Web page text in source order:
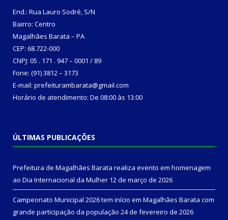
End.: Rua Lauro Sodré, S/N
Bairro: Centro
Magalhães Barata – PA
CEP: 68.722-000
CNPJ: 05 . 171 . 947 – 0001 / 89
Fone: (91) 3812 – 3173
E-mail: prefeiturambarata@gmail.com
Horário de atendimento: De 08:00 às 13:00
ÚLTIMAS PUBLICAÇÕES
Prefeitura de Magalhães Barata realiza evento em homenagem
ao Dia Internacional da Mulher 12 de março de 2026
Campeonato Municipal 2026 tem início em Magalhães Barata com
grande participação da população 24 de fevereiro de 2026